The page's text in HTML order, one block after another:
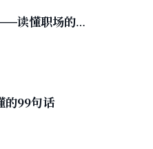
读懂职场的
的99句话